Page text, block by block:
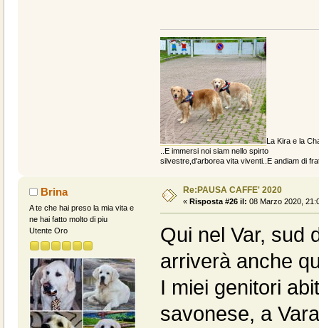
La Kira e la
..E immersi noi siam nello spirto
silvestre,d'arborea vita viventi..E andiam di
Brina
A te che hai preso la mia vita e
ne hai fatto molto di piu
Utente Oro
Re:PAUSA CAFFE' 2020
« Risposta #26 il: 08 Marzo 2020,
Qui nel Var, sud
arriverà anche
I miei genitori
savonese, a